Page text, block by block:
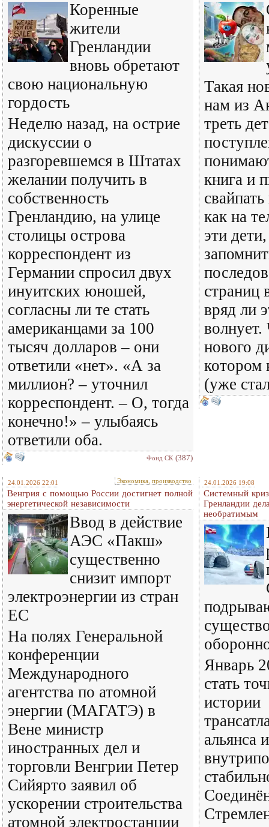
Коренные
жители
Гренландии
вновь обретают
свою национальную
гордость
Неделю назад, на острие
дискуссии о
разгоревшемся в Штатах
желании получить в
собственность
Гренландию, на улице
столицы острова
корреспондент из
Германии спросил двух
инуитских юношей,
согласны ли те стать
американцами за 100
тысяч долларов – они
ответили «нет». «А за
миллион? – уточнил
корреспондент. – О, тогда
конечно!» – улыбаясь
ответили оба.
Фонд СК (387)
Такая
нам из
треть
книга и
как на
эти
страниц
вряд ли
нового
котором
(уже
24.01.2026 22:01 Экономика, производство
Венгрия с помощью России достигнет полной
энергетической независимости
Ввод в действие
АЭС «Пакш»
существенно
снизит импорт
электроэнергии из стран
ЕС
На полях Генеральной
конференции
Международного
агентства по атомной
энергии (МАГАТЭ) в
Вене министр
иностранных дел и
торговли Венгрии Петер
Сийярто заявил об
ускорении строительства
атомной электростанции
24.01.2026 19:08
Системный
Гренландии
необратимым
Январь
стать
истории
альянса и